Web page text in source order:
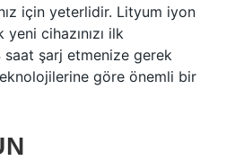
için yeterlidir. Lityum iyon
cihazınızı ilk
saat şarj etmenize gerek
göre önemli bir